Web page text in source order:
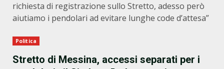
richiesta di registrazione sullo Stretto, adesso però
aiutiamo i pendolari ad evitare lunghe code d’attesa”
Politica
Stretto di Messina, accessi separati per i